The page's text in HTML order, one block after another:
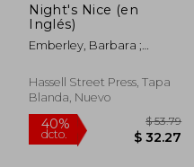
Night's Nice (en
Inglés)
Emberley, Barbara ;
Hassell Street Press, Tapa
Blanda, Nuevo